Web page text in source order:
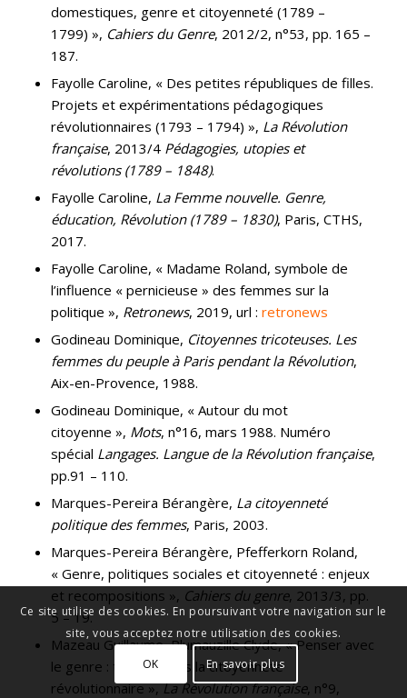
domestiques, genre et citoyenneté (1789 –
1799) », Cahiers du Genre, 2012/2, n°53, pp. 165 –
187.
Fayolle Caroline, « Des petites républiques de filles.
Projets et expérimentations pédagogiques
révolutionnaires (1793 – 1794) », La Révolution
française, 2013/4 Pédagogies, utopies et
révolutions (1789 – 1848).
Fayolle Caroline, La Femme nouvelle. Genre,
éducation, Révolution (1789 – 1830), Paris, CTHS,
2017.
Fayolle Caroline, « Madame Roland, symbole de
l’influence « pernicieuse » des femmes sur la
politique », Retronews, 2019, url : retronews
Godineau Dominique, Citoyennes tricoteuses. Les
femmes du peuple à Paris pendant la Révolution,
Aix-en-Provence, 1988.
Godineau Dominique, « Autour du mot
citoyenne », Mots, n°16, mars 1988. Numéro
spécial Langages. Langue de la Révolution française,
pp.91 – 110.
Marques-Pereira Bérangère, La citoyenneté
politique des femmes, Paris, 2003.
Marques-Pereira Bérangère, Pfefferkorn Roland,
« Genre, politiques sociales et citoyenneté : enjeux
et recompositions », Cahiers du genre, 2013/3, pp.
5 – 19.
Mazeau Guillaume, Plumauzille Clyde, « Penser avec
le genre : trouble dans la citoyenneté
révolutionnaire »,La Révolution française, n°9,
Ce site utilise des cookies. En poursuivant votre navigation sur le
site, vous acceptez notre utilisation des cookies.
OK
En savoir plus